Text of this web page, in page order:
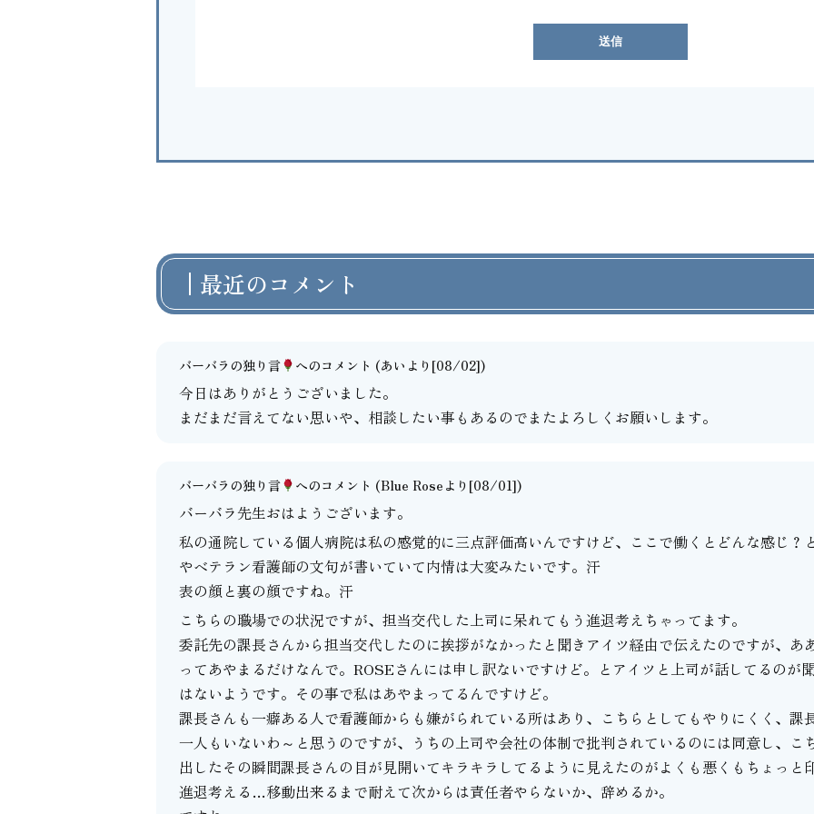
最近のコメント
バーバラの独り言 へのコメント (あいより[08/02])
今日はありがとうございました。
まだまだ言えてない思いや、相談したい事もあるのでまたよろしくお願いします。
バーバラの独り言 へのコメント (Blue Roseより[08/01])
バーバラ先生おはようございます。
私の通院している個人病院は私の感覚的に三点評価高いんですけど、ここで働くとどんな感じ？
やベテラン看護師の文句が書いていて内情は大変みたいです。汗
表の顔と裏の顔ですね。汗
こちらの職場での状況ですが、担当交代した上司に呆れてもう進退考えちゃってます。
委託先の課長さんから担当交代したのに挨拶がなかったと聞きアイツ経由で伝えたのですが、あ
ってあやまるだけなんで。ROSEさんには申し訳ないですけど。とアイツと上司が話してるのが
はないようです。その事で私はあやまってるんですけど。
課長さんも一癖ある人で看護師からも嫌がられている所はあり、こちらとしてもやりにくく、課
一人もいないわ～と思うのですが、うちの上司や会社の体制で批判されているのには同意し、こ
出したその瞬間課長さんの目が見開いてキラキラしてるように見えたのがよくも悪くもちょっと
進退考える…移動出来るまで耐えて次からは責任者やらないか、辞めるか。